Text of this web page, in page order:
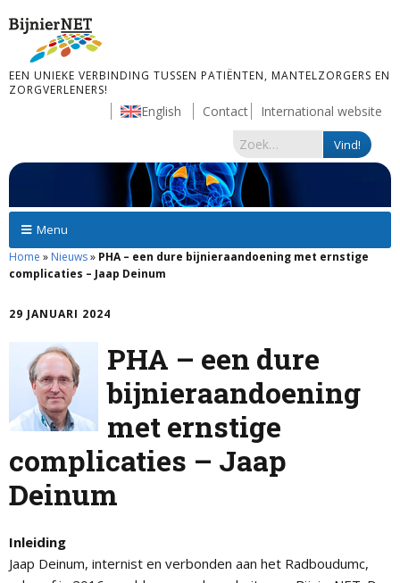
EEN UNIEKE VERBINDING TUSSEN PATIËNTEN, MANTELZORGERS EN
ZORGVERLENERS!
English Contact International website
Menu
Home » Nieuws» PHA – een dure bijnieraandoening met ernstige
complicaties – Jaap Deinum
29 JANUARI 2024
PHA – een dure
bijnieraandoening
met ernstige
complicaties – Jaap
Deinum
Inleiding
Jaap Deinum, internist en verbonden aan het Radboudumc,